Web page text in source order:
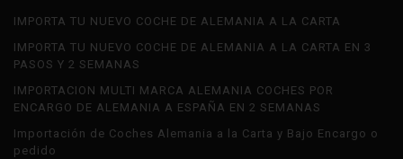
IMPORTA TU NUEVO COCHE DE ALEMANIA A LA CARTA
IMPORTA TU NUEVO COCHE DE ALEMANIA A LA CARTA EN 3
PASOS Y 2 SEMANAS
IMPORTACION MULTI MARCA ALEMANIA COCHES POR
ENCARGO DE ALEMANIA A ESPAÑA EN 2 SEMANAS
Importación de Coches Alemania a la Carta y Bajo Encargo o
pedido